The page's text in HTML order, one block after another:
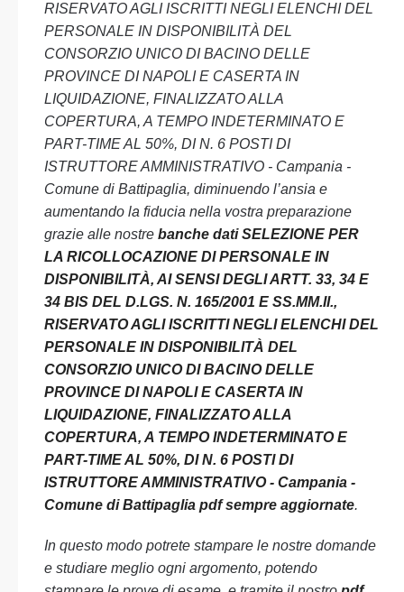
RISERVATO AGLI ISCRITTI NEGLI ELENCHI DEL
PERSONALE IN DISPONIBILITÀ DEL
CONSORZIO UNICO DI BACINO DELLE
PROVINCE DI NAPOLI E CASERTA IN
LIQUIDAZIONE, FINALIZZATO ALLA
COPERTURA, A TEMPO INDETERMINATO E
PART-TIME AL 50%, DI N. 6 POSTI DI
ISTRUTTORE AMMINISTRATIVO - Campania -
Comune di Battipaglia, diminuendo l’ansia e
aumentando la fiducia nella vostra preparazione
grazie alle nostre banche dati SELEZIONE PER
LA RICOLLOCAZIONE DI PERSONALE IN
DISPONIBILITÀ, AI SENSI DEGLI ARTT. 33, 34 E
34 BIS DEL D.LGS. N. 165/2001 E SS.MM.II.,
RISERVATO AGLI ISCRITTI NEGLI ELENCHI DEL
PERSONALE IN DISPONIBILITÀ DEL
CONSORZIO UNICO DI BACINO DELLE
PROVINCE DI NAPOLI E CASERTA IN
LIQUIDAZIONE, FINALIZZATO ALLA
COPERTURA, A TEMPO INDETERMINATO E
PART-TIME AL 50%, DI N. 6 POSTI DI
ISTRUTTORE AMMINISTRATIVO - Campania -
Comune di Battipaglia pdf sempre aggiornate.
In questo modo potrete stampare le nostre domande
e studiare meglio ogni argomento, potendo